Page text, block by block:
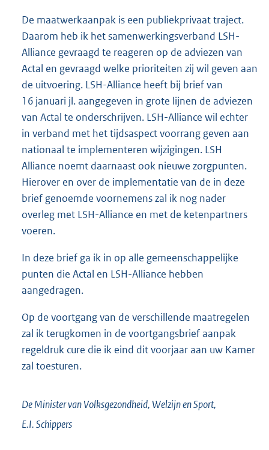
De maatwerkaanpak is een publiekprivaat traject.
Daarom heb ik het samenwerkingsverband LSH-
Alliance gevraagd te reageren op de adviezen van
Actal en gevraagd welke prioriteiten zij wil geven aan
de uitvoering. LSH-Alliance heeft bij brief van
16 januari jl. aangegeven in grote lijnen de adviezen
van Actal te onderschrijven. LSH-Alliance wil echter
in verband met het tijdsaspect voorrang geven aan
nationaal te implementeren wijzigingen. LSH
Alliance noemt daarnaast ook nieuwe zorgpunten.
Hierover en over de implementatie van de in deze
brief genoemde voornemens zal ik nog nader
overleg met LSH-Alliance en met de ketenpartners
voeren.
In deze brief ga ik in op alle gemeenschappelijke
punten die Actal en LSH-Alliance hebben
aangedragen.
Op de voortgang van de verschillende maatregelen
zal ik terugkomen in de voortgangsbrief aanpak
regeldruk cure die ik eind dit voorjaar aan uw Kamer
zal toesturen.
De Minister van Volksgezondheid, Welzijn en Sport,
E.I.Schippers